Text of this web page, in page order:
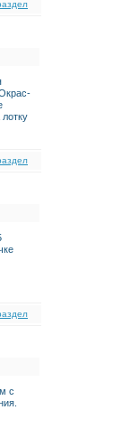
с